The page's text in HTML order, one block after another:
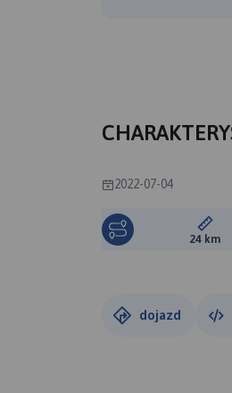
2022-07-04
24 km
dojazd